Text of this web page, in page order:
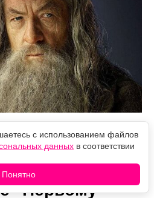
"Первому
с использованием файлов
данных в соответствии
Понятно